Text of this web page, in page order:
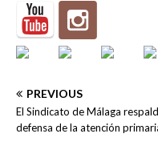
PREVIOUS
El Sindicato de Málaga
defensa de la atención